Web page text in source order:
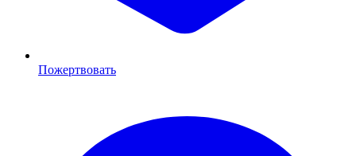
Пожертвовать